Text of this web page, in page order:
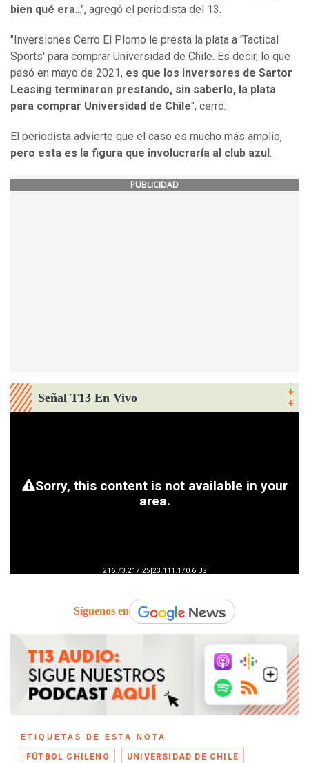
bien qué era...", agregó el periodista del 13.
"Inversiones Cerro El Plomo le presta la plata a 'Tactical
Sports' para comprar Universidad de Chile. Es decir, lo que
pasó en mayo de 2021, es que los inversores de Sartor
Leasing terminaron prestando, sin saberlo, la plata
para comprar Universidad de Chile", cerró.
El periodista advierte que el caso es mucho más amplio,
pero esta es la figura que involucraría al club azul.
PUBLICIDAD
Señal T13 En Vivo
Síguenos en
ETIQUETAS DE ESTA NOTA
FÚTBOL CHILENO UNIVERSIDAD DE CHILE